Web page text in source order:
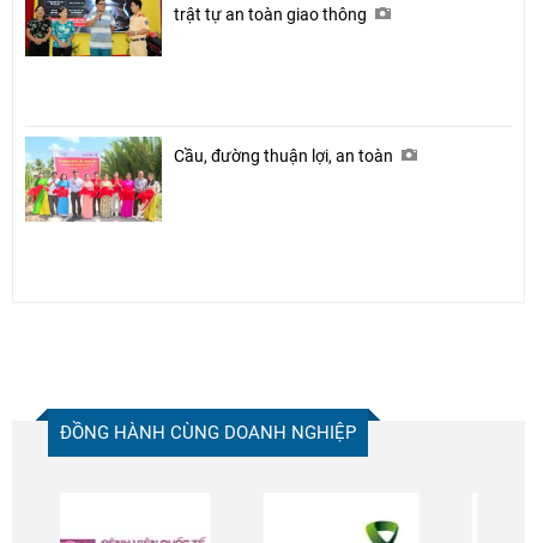
trật tự an toàn giao thông
Cầu, đường thuận lợi, an toàn
ĐỒNG HÀNH CÙNG DOANH NGHIỆP